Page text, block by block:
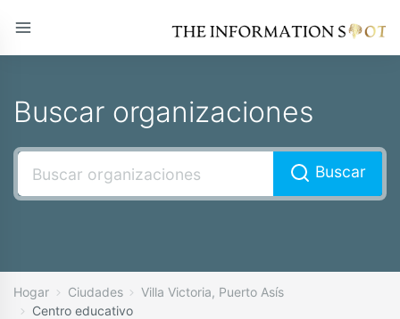
Buscar organizaciones
Buscar
Hogar Ciudades
Villa Victoria, Puerto Asís
Centro educativo